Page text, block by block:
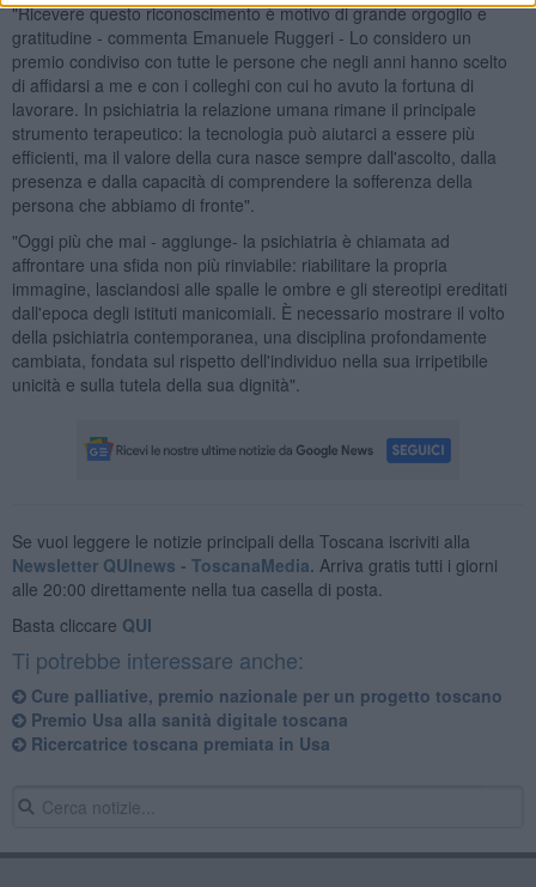
"Ricevere questo riconoscimento è motivo di grande orgoglio e
gratitudine - commenta Emanuele Ruggeri - Lo considero un
premio condiviso con tutte le persone che negli anni hanno scelto
di affidarsi a me e con i colleghi con cui ho avuto la fortuna di
lavorare. In psichiatria la relazione umana rimane il principale
strumento terapeutico: la tecnologia può aiutarci a essere più
efficienti, ma il valore della cura nasce sempre dall'ascolto, dalla
presenza e dalla capacità di comprendere la sofferenza della
persona che abbiamo di fronte".
"Oggi più che mai - aggiunge- la psichiatria è chiamata ad
affrontare una sfida non più rinviabile: riabilitare la propria
immagine, lasciandosi alle spalle le ombre e gli stereotipi ereditati
dall'epoca degli istituti manicomiali. È necessario mostrare il volto
della psichiatria contemporanea, una disciplina profondamente
cambiata, fondata sul rispetto dell'individuo nella sua irripetibile
unicità e sulla tutela della sua dignità".
Se vuoi leggere le notizie principali della Toscana iscriviti alla
Newsletter QUInews - ToscanaMedia. Arriva gratis tutti i giorni
alle 20:00 direttamente nella tua casella di posta.
Basta cliccare QUI
Ti potrebbe interessare anche:
​Cure palliative, premio nazionale per un progetto toscano
Premio Usa alla sanità digitale toscana
Ricercatrice toscana premiata in Usa